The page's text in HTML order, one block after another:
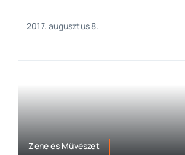
2017. augusztus 8.
Zene és Művészet